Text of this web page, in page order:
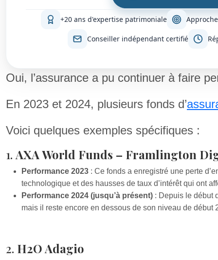
+20 ans d'expertise patrimoniale
Conseiller indépendant certifié
Oui, l’assurance a pu continuer à faire
En 2023 et 2024, plusieurs fonds d’
Voici quelques exemples spécifiques :
1. AXA World Funds – Framlington
Performance 2023 : Ce fonds a enregistré une perte
technologique et des hausses de taux d’intérêt qui ont
Performance 2024 (jusqu’à présent) : Depuis le début
mais il reste encore en dessous de son niveau de début
2. H2O Adagio